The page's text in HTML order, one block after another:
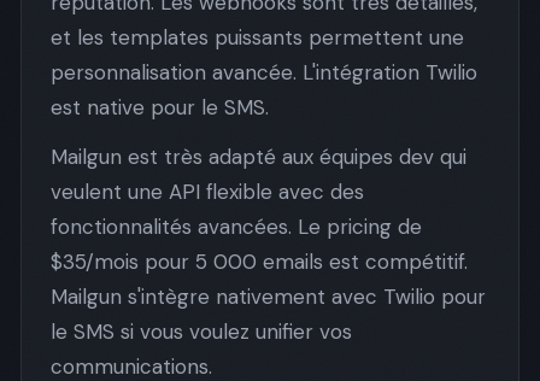
et les templates puissants permettent une
personnalisation avancée. L'intégration Twilio
est native pour le SMS.
Mailgun est très adapté aux équipes dev qui
veulent une API flexible avec des
fonctionnalités avancées. Le pricing de
$35/mois pour 5 000 emails est compétitif.
Mailgun s'intègre nativement avec Twilio pour
le SMS si vous voulez unifier vos
communications.